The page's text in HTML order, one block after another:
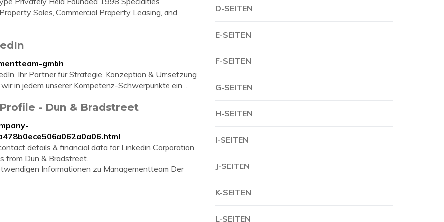
Sales, Commercial Property Leasing, and
gmbh
Ihr Partner für Strategie, Konzeption & Umsetzung
in jedem unserer Kompetenz-Schwerpunkte ein ...
- Dun & Bradstreet
details & financial data for Linkedin Corporation
from Dun & Bradstreet.
Informationen zu Managementteam Der
D-SEITEN
E-SEITEN
F-SEITEN
G-SEITEN
H-SEITEN
I-SEITEN
J-SEITEN
K-SEITEN
L-SEITEN